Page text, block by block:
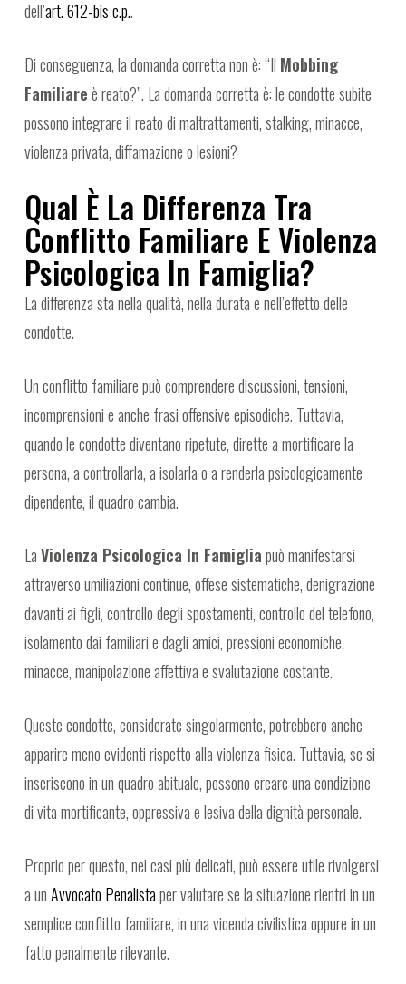
dell’art. 612-bis c.p..
Di conseguenza, la domanda corretta non è: “Il Mobbing
Familiareè reato?”. La domanda corretta è: le condotte subite
possono integrare il reato di maltrattamenti, stalking, minacce,
violenza privata, diffamazione o lesioni?
Qual È La Differenza Tra
Conflitto Familiare E Violenza
Psicologica In Famiglia?
La differenza sta nella qualità, nella durata e nell’effetto delle
condotte.
Un conflitto familiare può comprendere discussioni, tensioni,
incomprensioni e anche frasi offensive episodiche. Tuttavia,
quando le condotte diventano ripetute, dirette a mortificare la
persona, a controllarla, a isolarla o a renderla psicologicamente
dipendente, il quadro cambia.
LaViolenza Psicologica In Famigliapuò manifestarsi
attraverso umiliazioni continue, offese sistematiche, denigrazione
davanti ai figli, controllo degli spostamenti, controllo del telefono,
isolamento dai familiari e dagli amici, pressioni economiche,
minacce, manipolazione affettiva e svalutazione costante.
Queste condotte, considerate singolarmente, potrebbero anche
apparire meno evidenti rispetto alla violenza fisica. Tuttavia, se si
inseriscono in un quadro abituale, possono creare una condizione
di vita mortificante, oppressiva e lesiva della dignità personale.
Proprio per questo, nei casi più delicati, può essere utile rivolgersi
a unAvvocato Penalistaper valutare se la situazione rientri in un
semplice conflitto familiare, in una vicenda civilistica oppure in un
fatto penalmente rilevante.